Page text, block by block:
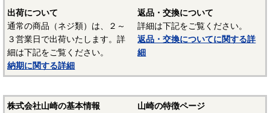
出荷について
通常の商品（ネジ類）は、２～
３営業日で出荷いたします。詳
細は下記をご覧ください。
納期に関する詳細
返品・交換について
詳細は下記をご覧ください。
返品・交換についてに関する詳
細
株式会社山崎の基本情報
山崎の特徴ページ